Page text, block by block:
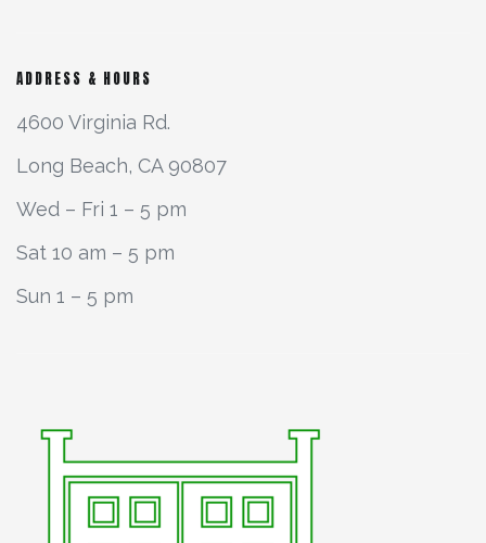
ADDRESS & HOURS
4600 Virginia Rd.
Long Beach, CA 90807
Wed – Fri 1 – 5 pm
Sat 10 am – 5 pm
Sun 1 – 5 pm